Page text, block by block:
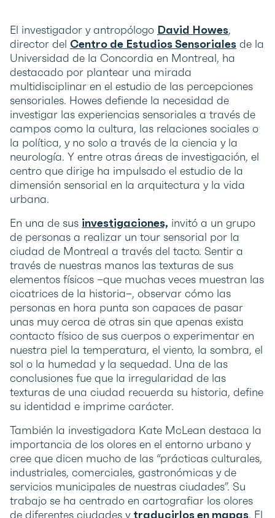
El investigador y antropólogo David Howes,
director del Centro de Estudios Sensoriales de la
Universidad de la Concordia en Montreal, ha
destacado por plantear una mirada
multidisciplinar en el estudio de las percepciones
sensoriales. Howes defiende la necesidad de
investigar las experiencias sensoriales a través de
campos como la cultura, las relaciones sociales o
la política, y no solo a través de la ciencia y la
neurología. Y entre otras áreas de investigación, el
centro que dirige ha impulsado el estudio de la
dimensión sensorial en la arquitectura y la vida
urbana.
En una de sus investigaciones, invitó a un grupo
de personas a realizar un tour sensorial por la
ciudad de Montreal a través del tacto. Sentir a
través de nuestras manos las texturas de sus
elementos físicos –que muchas veces muestran las
cicatrices de la historia–, observar cómo las
personas en hora punta son capaces de pasar
unas muy cerca de otras sin que apenas exista
contacto físico de sus cuerpos o experimentar en
nuestra piel la temperatura, el viento, la sombra, el
sol o la humedad y la sequedad. Una de las
conclusiones fue que la irregularidad de las
texturas de una ciudad recuerda su historia, define
su identidad e imprime carácter.
También la investigadora Kate McLean destaca la
importancia de los olores en el entorno urbano y
cree que dicen mucho de las “prácticas culturales,
industriales, comerciales, gastronómicas y de
servicios municipales de nuestras ciudades”. Su
trabajo se ha centrado en cartografiar los olores
de diferentes ciudades y traducirlos en mapas. El